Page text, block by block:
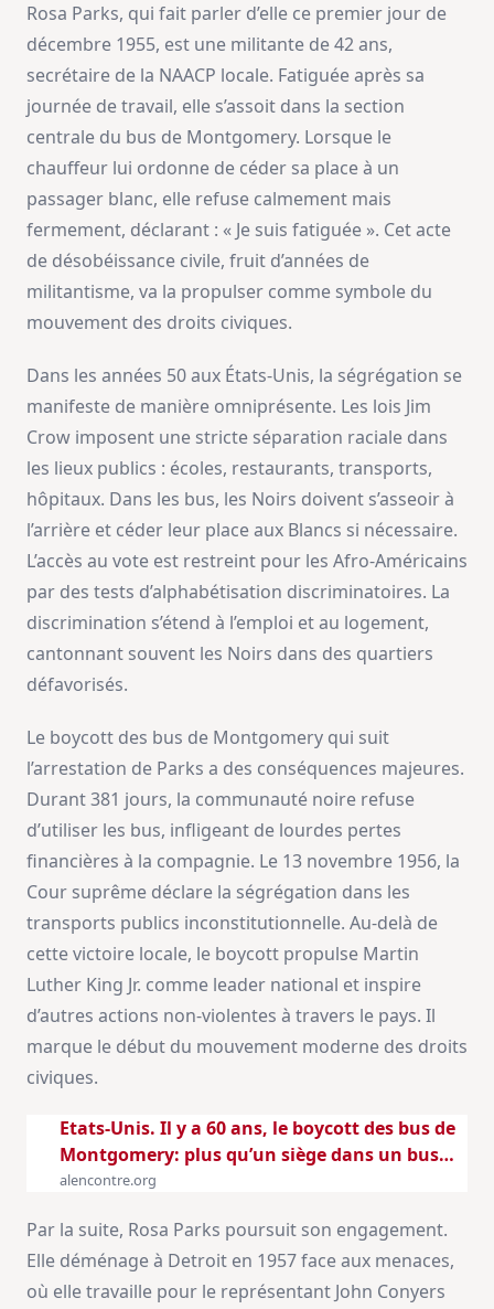
Rosa Parks, qui fait parler d’elle ce premier jour de
décembre 1955, est une militante de 42 ans,
secrétaire de la NAACP locale. Fatiguée après sa
journée de travail, elle s’assoit dans la section
centrale du bus de Montgomery. Lorsque le
chauffeur lui ordonne de céder sa place à un
passager blanc, elle refuse calmement mais
fermement, déclarant : « Je suis fatiguée ». Cet acte
de désobéissance civile, fruit d’années de
militantisme, va la propulser comme symbole du
mouvement des droits civiques.
Dans les années 50 aux États-Unis, la ségrégation se
manifeste de manière omniprésente. Les lois Jim
Crow imposent une stricte séparation raciale dans
les lieux publics : écoles, restaurants, transports,
hôpitaux. Dans les bus, les Noirs doivent s’asseoir à
l’arrière et céder leur place aux Blancs si nécessaire.
L’accès au vote est restreint pour les Afro-Américains
par des tests d’alphabétisation discriminatoires. La
discrimination s’étend à l’emploi et au logement,
cantonnant souvent les Noirs dans des quartiers
défavorisés.
Le boycott des bus de Montgomery qui suit
l’arrestation de Parks a des conséquences majeures.
Durant 381 jours, la communauté noire refuse
d’utiliser les bus, infligeant de lourdes pertes
financières à la compagnie. Le 13 novembre 1956, la
Cour suprême déclare la ségrégation dans les
transports publics inconstitutionnelle. Au-delà de
cette victoire locale, le boycott propulse Martin
Luther King Jr. comme leader national et inspire
d’autres actions non-violentes à travers le pays. Il
marque le début du mouvement moderne des droits
civiques.
Etats-Unis. Il y a 60 ans, le boycott des bus de
Montgomery: plus qu’un siège dans un bus…
alencontre.org
Par la suite, Rosa Parks poursuit son engagement.
Elle déménage à Detroit en 1957 face aux menaces,
où elle travaille pour le représentant John Conyers